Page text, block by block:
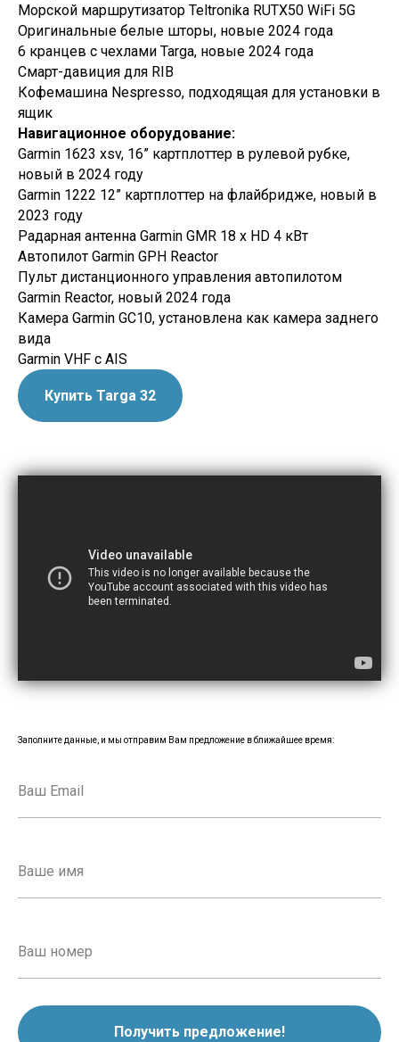
Морской маршрутизатор Teltronika RUTX50 WiFi 5G
Оригинальные белые шторы, новые 2024 года
6 кранцев с чехлами Targa, новые 2024 года
Смарт-давиция для RIB
Кофемашина Nespresso, подходящая для установки в
ящик
Навигационное оборудование:
Garmin 1623 xsv, 16” картплоттер в рулевой рубке,
новый в 2024 году
Garmin 1222 12” картплоттер на флайбридже, новый в
2023 году
Радарная антенна Garmin GMR 18 x HD 4 кВт
Автопилот Garmin GPH Reactor
Пульт дистанционного управления автопилотом
Garmin Reactor, новый 2024 года
Камера Garmin GC10, установлена как камера заднего
вида
Garmin VHF с AIS
Купить Targa 32
Заполните данные, и мы отправим Вам предложение в ближайшее время:
Получить предложение!